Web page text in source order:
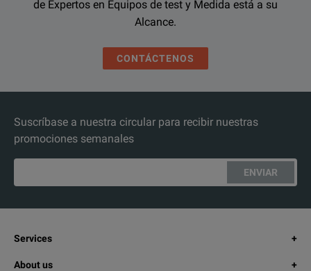
de Expertos en Equipos de test y Medida está a su
Alcance.
CONTÁCTENOS
Suscríbase a nuestra circular para recibir nuestras
promociones semanales
ENVIAR
Services
About us